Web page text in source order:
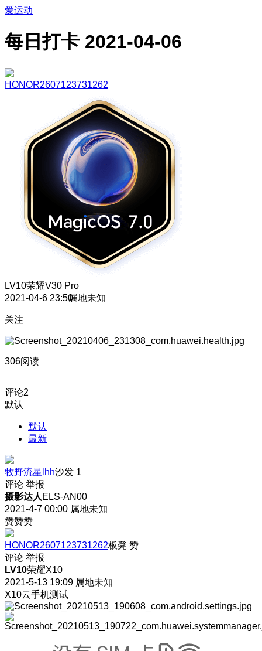
爱运动
每日打卡 2021-04-06
HONOR2607123731262
LV10荣耀V30 Pro
2021-04-6 23:50属地未知
关注
306阅读
评论2
默认
默认
最新
牧野流星lhh沙发 1
评论 举报
摄影达人 ELS-AN00
2021-4-7 00:00 属地未知
赞赞赞
HONOR2607123731262板凳 赞
评论 举报
LV10荣耀X10
2021-5-13 19:09 属地未知
X10云手机测试